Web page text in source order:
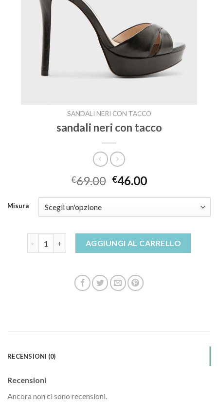
SANDALI NERI CON TACCO
sandali neri con tacco
€69.00 €46.00
Misura
AGGIUNGI AL CARRELLO
RECENSIONI (0)
Recensioni
Ancora non ci sono recensioni.